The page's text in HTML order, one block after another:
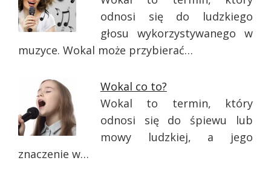
odnosi się do ludzkiego
głosu wykorzystywanego w
muzyce. Wokal może przybierać…
Wokal co to?
Wokal to termin, który
odnosi się do śpiewu lub
mowy ludzkiej, a jego
znaczenie w…